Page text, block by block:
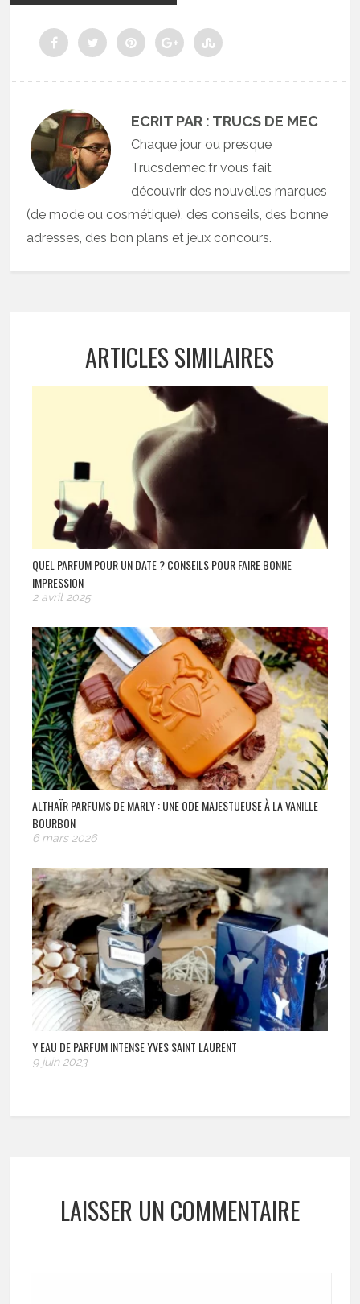
ECRIT PAR : TRUCS DE MEC
Chaque jour ou presque
Trucsdemec.fr vous fait
découvrir des nouvelles marques
(de mode ou cosmétique), des conseils, des bonne
adresses, des bon plans et jeux concours.
ARTICLES SIMILAIRES
QUEL PARFUM POUR UN DATE ? CONSEILS POUR FAIRE BONNE
IMPRESSION
2 avril 2025
ALTHAÏR PARFUMS DE MARLY : UNE ODE MAJESTUEUSE À LA VANILLE
BOURBON
6 mars 2026
Y EAU DE PARFUM INTENSE YVES SAINT LAURENT
9 juin 2023
LAISSER UN COMMENTAIRE